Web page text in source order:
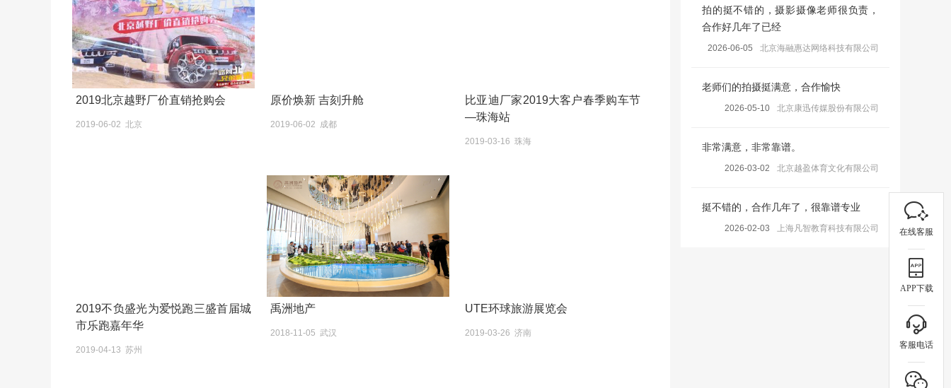
2019北京越野厂价直销抢购会
2019-06-02 北京
原价焕新 吉刻升舱
2019-06-02 成都
比亚迪厂家2019大客户春季购车节
—珠海站
2019-03-16 珠海
2019不负盛光为爱悦跑三盛首届城
市乐跑嘉年华
2019-04-13 苏州
禹洲地产
2018-11-05 武汉
UTE环球旅游展览会
2019-03-26 济南
拍的挺不错的，摄影摄像老师很负责，
合作好几年了已经
2026-06-05 北京海融惠达网络科技有限公司
老师们的拍摄挺满意，合作愉快
2026-05-10 北京康迅传媒股份有限公司
非常满意，非常靠谱。
2026-03-02 北京越盈体育文化有限公司
挺不错的，合作几年了，很靠谱专业
2026-02-03 上海凡智教育科技有限公司 在线客服
APP下载
客服电话